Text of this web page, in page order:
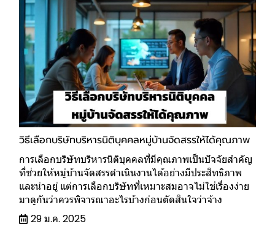
วิธีเลือกบริษัทบริหารนิติบุคคลหมู่บ้านจัดสรรให้ได้คุณภาพ
การเลือกบริษัทบริหารนิติบุคคลที่มีคุณภาพเป็นปัจจัยสำคัญ
ที่ช่วยให้หมู่บ้านจัดสรรดำเนินงานได้อย่างมีประสิทธิภาพ
และน่าอยู่ แต่การเลือกบริษัทที่เหมาะสมอาจไม่ใช่เรื่องง่าย
มาดูกันว่าควรพิจารณาอะไรบ้างก่อนตัดสินใจว่าจ้าง
29 ม.ค. 2025